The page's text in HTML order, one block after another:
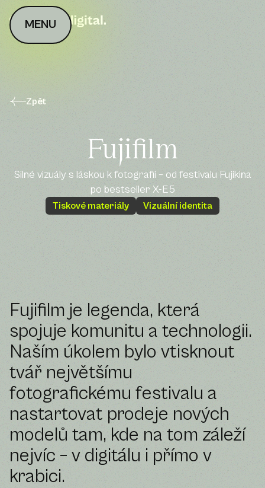
MENU
Zpět
Fujifilm
Silné vizuály s láskou k fotografii – od festivalu Fujikina
po bestseller X-E5
Tiskové materiály Vizuální identita
Fujifilm je legenda, která
spojuje komunitu a technologii.
Naším úkolem bylo vtisknout
tvář největšímu
fotografickému festivalu a
nastartovat prodeje nových
modelů tam, kde na tom záleží
nejvíc – v digitálu i přímo v
krabici.